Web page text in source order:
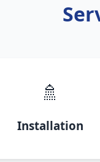
🚿
Installation